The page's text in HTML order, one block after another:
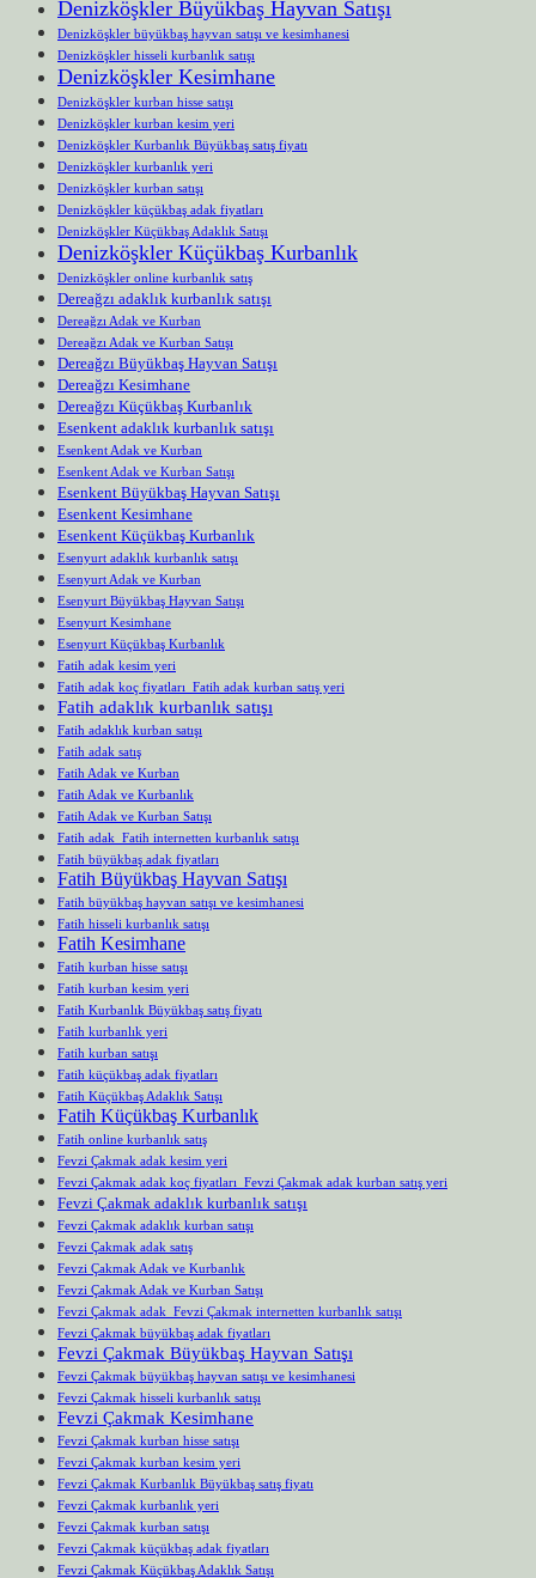
Denizköşkler Büyükbaş Hayvan Satışı
Denizköşkler büyükbaş hayvan satışı ve kesimhanesi
Denizköşkler hisseli kurbanlık satışı
Denizköşkler Kesimhane
Denizköşkler kurban hisse satışı
Denizköşkler kurban kesim yeri
Denizköşkler Kurbanlık Büyükbaş satış fiyatı
Denizköşkler kurbanlık yeri
Denizköşkler kurban satışı
Denizköşkler küçükbaş adak fiyatları
Denizköşkler Küçükbaş Adaklık Satışı
Denizköşkler Küçükbaş Kurbanlık
Denizköşkler online kurbanlık satış
Dereağzı adaklık kurbanlık satışı
Dereağzı Adak ve Kurban
Dereağzı Adak ve Kurban Satışı
Dereağzı Büyükbaş Hayvan Satışı
Dereağzı Kesimhane
Dereağzı Küçükbaş Kurbanlık
Esenkent adaklık kurbanlık satışı
Esenkent Adak ve Kurban
Esenkent Adak ve Kurban Satışı
Esenkent Büyükbaş Hayvan Satışı
Esenkent Kesimhane
Esenkent Küçükbaş Kurbanlık
Esenyurt adaklık kurbanlık satışı
Esenyurt Adak ve Kurban
Esenyurt Büyükbaş Hayvan Satışı
Esenyurt Kesimhane
Esenyurt Küçükbaş Kurbanlık
Fatih adak kesim yeri
Fatih adak koç fiyatları Fatih adak kurban satış yeri
Fatih adaklık kurbanlık satışı
Fatih adaklık kurban satışı
Fatih adak satış
Fatih Adak ve Kurban
Fatih Adak ve Kurbanlık
Fatih Adak ve Kurban Satışı
Fatih adak Fatih internetten kurbanlık satışı
Fatih büyükbaş adak fiyatları
Fatih Büyükbaş Hayvan Satışı
Fatih büyükbaş hayvan satışı ve kesimhanesi
Fatih hisseli kurbanlık satışı
Fatih Kesimhane
Fatih kurban hisse satışı
Fatih kurban kesim yeri
Fatih Kurbanlık Büyükbaş satış fiyatı
Fatih kurbanlık yeri
Fatih kurban satışı
Fatih küçükbaş adak fiyatları
Fatih Küçükbaş Adaklık Satışı
Fatih Küçükbaş Kurbanlık
Fatih online kurbanlık satış
Fevzi Çakmak adak kesim yeri
Fevzi Çakmak adak koç fiyatları Fevzi Çakmak adak kurban satış yeri
Fevzi Çakmak adaklık kurbanlık satışı
Fevzi Çakmak adaklık kurban satışı
Fevzi Çakmak adak satış
Fevzi Çakmak Adak ve Kurbanlık
Fevzi Çakmak Adak ve Kurban Satışı
Fevzi Çakmak adak Fevzi Çakmak internetten kurbanlık satışı
Fevzi Çakmak büyükbaş adak fiyatları
Fevzi Çakmak Büyükbaş Hayvan Satışı
Fevzi Çakmak büyükbaş hayvan satışı ve kesimhanesi
Fevzi Çakmak hisseli kurbanlık satışı
Fevzi Çakmak Kesimhane
Fevzi Çakmak kurban hisse satışı
Fevzi Çakmak kurban kesim yeri
Fevzi Çakmak Kurbanlık Büyükbaş satış fiyatı
Fevzi Çakmak kurbanlık yeri
Fevzi Çakmak kurban satışı
Fevzi Çakmak küçükbaş adak fiyatları
Fevzi Çakmak Küçükbaş Adaklık Satışı